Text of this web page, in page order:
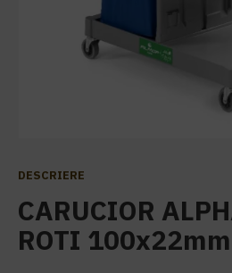
DESCRIERE
CARUCIOR
ROTI 100x22mm